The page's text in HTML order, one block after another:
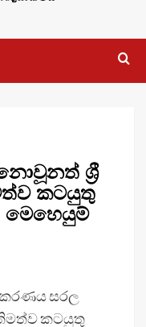
ශ්‍රී
කටයුතු
මෙහෙයුම්